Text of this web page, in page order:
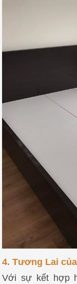
4. Tương Lai
Với sự kết hợp